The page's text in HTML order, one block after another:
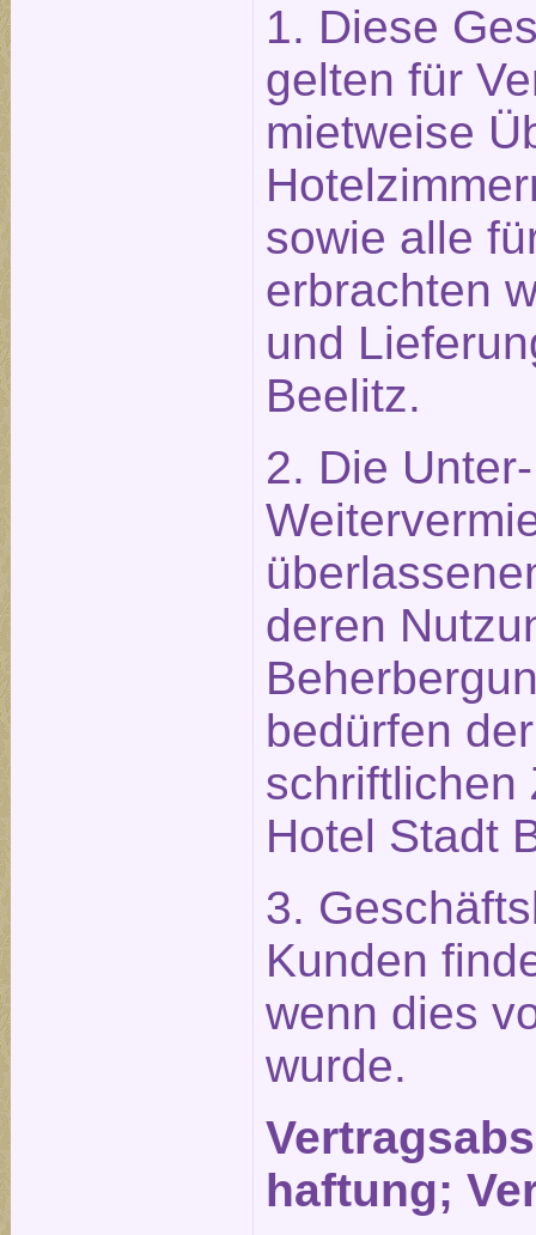
1. Diese
gelten für
mietweise
sowie alle
erbrachten
und
Beelitz.
2. Die
deren
bedürfen
schriftlichen
Hotel Stadt
3.
Kunden
wenn dies
wurde.
haftung;